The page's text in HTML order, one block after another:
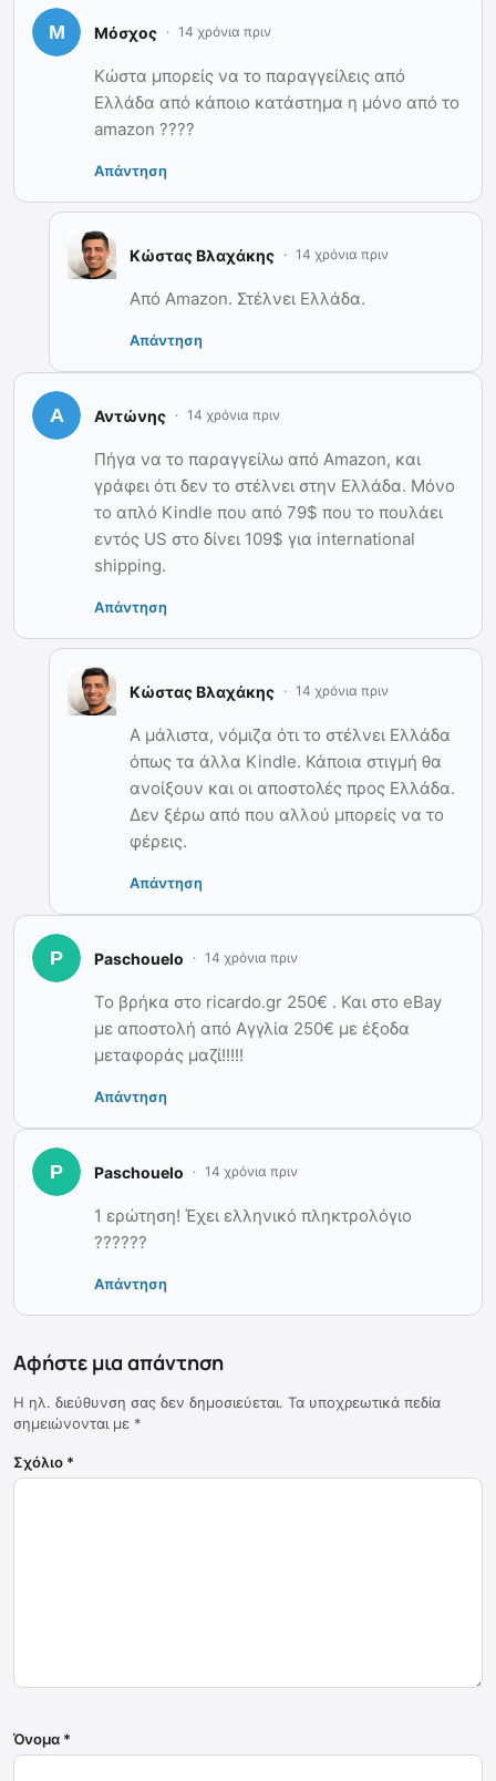
Μόσχος 14 χρόνια πριν
Κώστα μπορείς να το παραγγείλεις από
Ελλάδα από κάποιο κατάστημα η μόνο από το
amazon ????
Απάντηση
Κώστας Βλαχάκης 14 χρόνια πριν
Από Amazon. Στέλνει Ελλάδα.
Απάντηση
Αντώνης 14 χρόνια πριν
Πήγα να το παραγγείλω από Amazon, και
γράφει ότι δεν το στέλνει στην Ελλάδα. Μόνο
το απλό Kindle που από 79$ που το πουλάει
εντός US στο δίνει 109$ για international
shipping.
Απάντηση
Κώστας Βλαχάκης 14 χρόνια πριν
Α μάλιστα, νόμιζα ότι το στέλνει Ελλάδα
όπως τα άλλα Kindle. Κάποια στιγμή θα
ανοίξουν και οι αποστολές προς Ελλάδα.
Δεν ξέρω από που αλλού μπορείς να το
φέρεις.
Απάντηση
Paschouelo 14 χρόνια πριν
Το βρήκα στο ricardo.gr 250€ . Και στο eBay
με αποστολή από Αγγλία 250€ με έξοδα
μεταφοράς μαζί!!!!!
Απάντηση
Paschouelo 14 χρόνια πριν
1 ερώτηση! Έχει ελληνικό πληκτρολόγιο
??????
Απάντηση
Αφήστε μια απάντηση
Η ηλ. διεύθυνση σας δεν δημοσιεύεται. Τα υποχρεωτικά πεδία
σημειώνονται με *
Σχόλιο *
Όνομα *